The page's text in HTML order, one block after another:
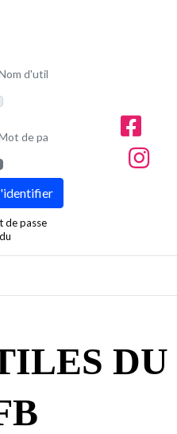
le mot de passe
de passe
DU